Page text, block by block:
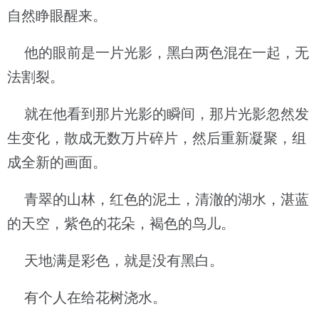
自然睁眼醒来。
他的眼前是一片光影，黑白两色混在一起，无
法割裂。
就在他看到那片光影的瞬间，那片光影忽然发
生变化，散成无数万片碎片，然后重新凝聚，组
成全新的画面。
青翠的山林，红色的泥土，清澈的湖水，湛蓝
的天空，紫色的花朵，褐色的鸟儿。
天地满是彩色，就是没有黑白。
有个人在给花树浇水。